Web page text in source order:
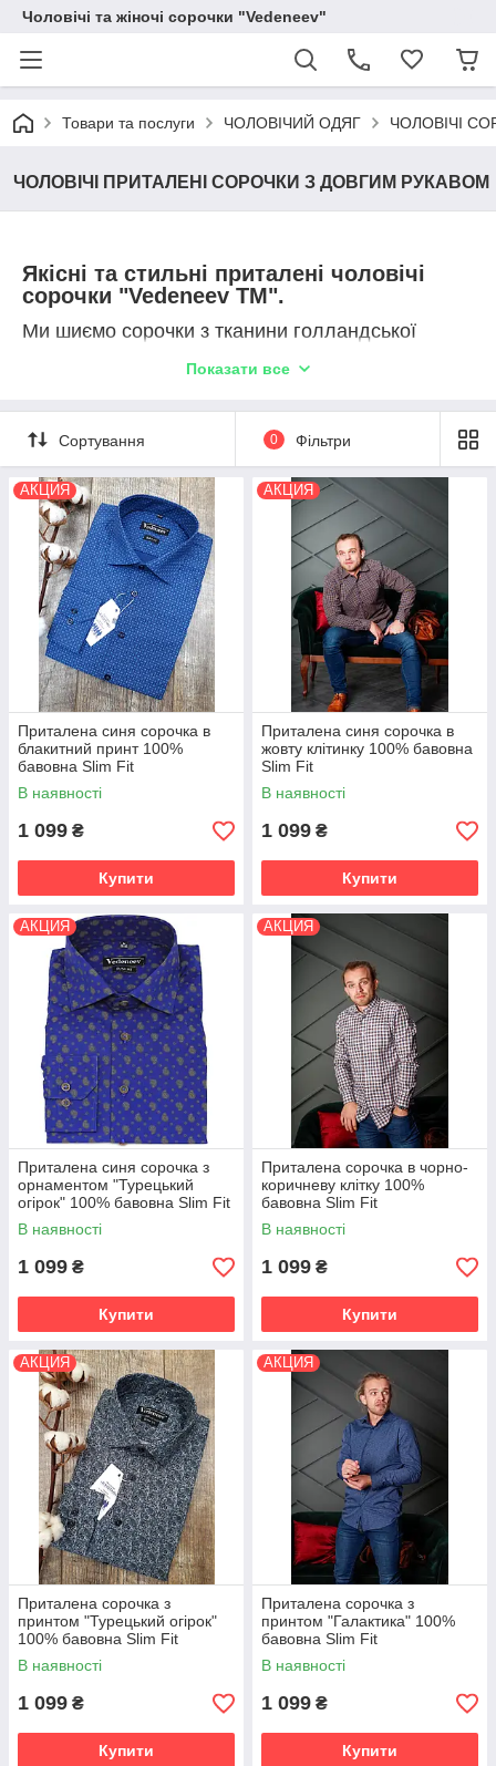
Чоловічі та жіночі сорочки "Vedeneev"
Товари та послуги ЧОЛОВІЧИЙ ОДЯГ ЧОЛОВІЧІ
ЧОЛОВІЧІ ПРИТАЛЕНІ СОРОЧКИ З ДОВГИМ РУКАВОМ
Якісні та стильні приталені чоловічі
сорочки "Vedeneev TM".
Ми шиємо сорочки з тканини голландської
виробників. У наших колекціях представлені
розмірного ряду, у т. ч. сорочки для високих
чоловіків, сорочки великих розмірів.
Розмірна сітка 38-52 см по вороту.
Зріст 170-176,182-188,194-200.
Склад тканини в наших сорочках може бути:
60% бавовна./40% пе.; 80% хб./20% пе.;100%
хб.
Показати все
Сортування 0 Фільтри
АКЦИЯ
Приталена синя сорочка в
блакитний принт 100%
бавовна Slim Fit
В наявності
1 099 ₴
Купити
АКЦИЯ
Приталена синя сорочка в
жовту клітинку 100% бавовна
Slim Fit
В наявності
1 099 ₴
Купити
АКЦИЯ
Приталена синя сорочка з
орнаментом "Турецький
огірок" 100% бавовна Slim Fit
В наявності
1 099 ₴
Купити
АКЦИЯ
Приталена сорочка в чорно-
коричневу клітку 100%
бавовна Slim Fit
В наявності
1 099 ₴
Купити
АКЦИЯ
Приталена сорочка з
принтом "Турецький огірок"
100% бавовна Slim Fit
В наявності
1 099 ₴
Купити
АКЦИЯ
Приталена сорочка з
принтом "Галактика" 100%
бавовна Slim Fit
В наявності
1 099 ₴
Купити